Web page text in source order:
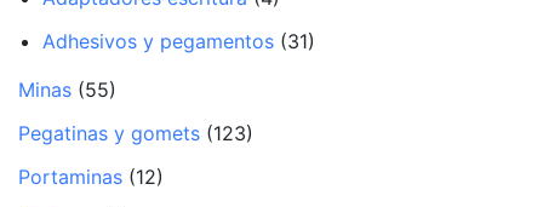
Adhesivos y pegamentos (31)
Minas (55)
Pegatinas y gomets (123)
Portaminas (12)